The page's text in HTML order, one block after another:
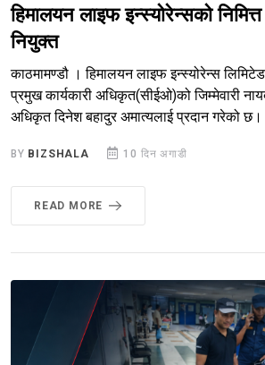
हिमालयन लाइफ इन्स्योरेन्सको
नियुक्त
काठमामण्डौ । हिमालयन लाइफ इन्स्योरेन्स
प्रमुख कार्यकारी अधिकृत(सीईओ)को जिम्मेवारी
अधिकृत दिनेश बहादुर अमात्यलाई प्रदान गरेको छ।
BY BIZSHALA 10 दिन अगाडी
READ MORE